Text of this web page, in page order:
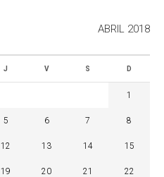
ABRIL 2018
J V S D
1
5 6 7 8
12 13 14 15
19 20 21 22